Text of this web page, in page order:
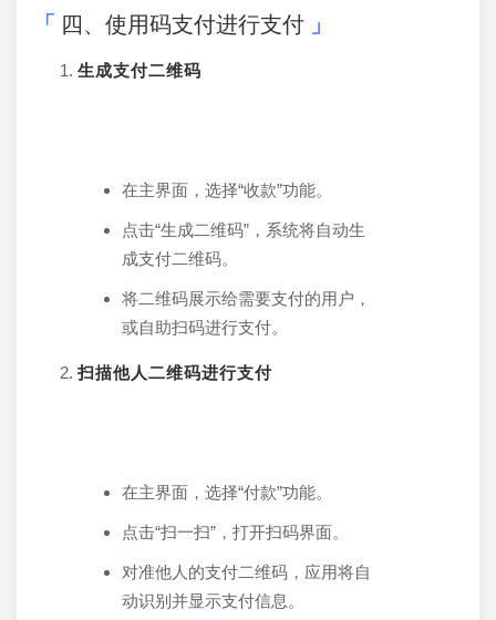
四、使用码支付进行支付
生成支付二维码
在主界面，选择“收款”功能。
点击“生成二维码”，系统将自动生
成支付二维码。
将二维码展示给需要支付的用户，
或自助扫码进行支付。
扫描他人二维码进行支付
在主界面，选择“付款”功能。
点击“扫一扫”，打开扫码界面。
对准他人的支付二维码，应用将自
动识别并显示支付信息。